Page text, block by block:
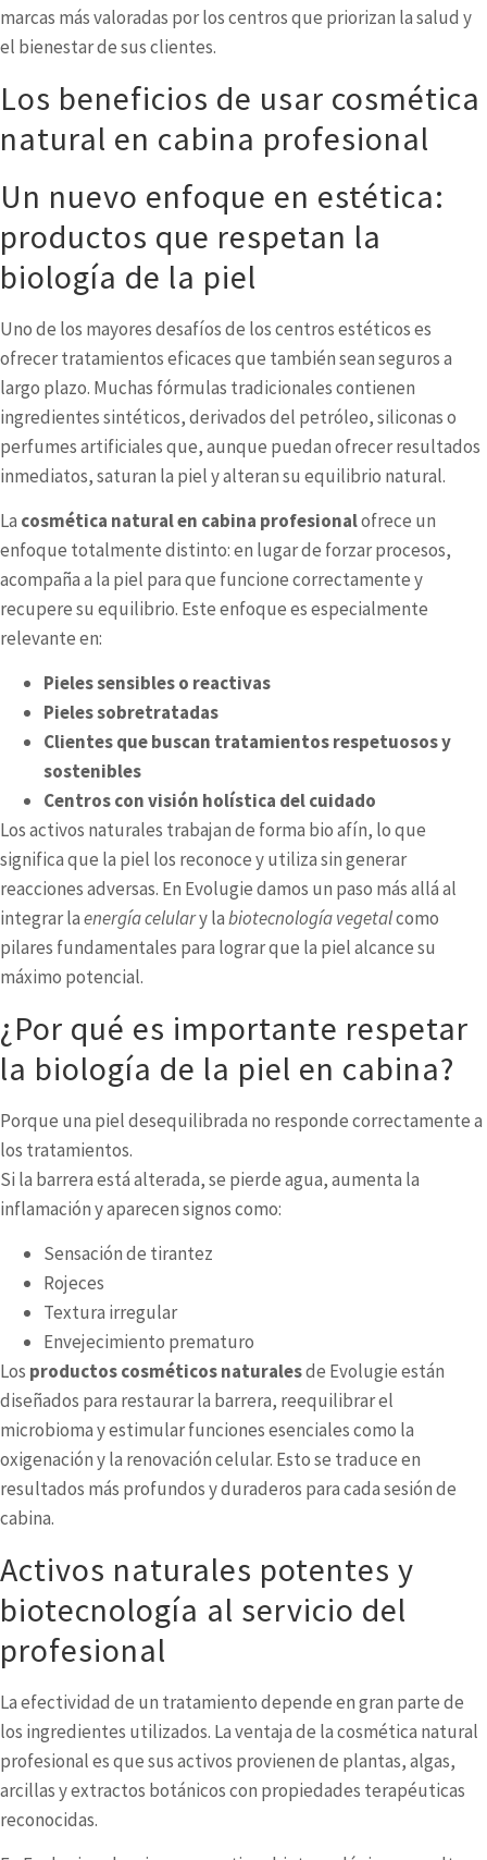
marcas más valoradas por los centros que priorizan la salud y
el bienestar de sus clientes.
Los beneficios de usar cosmética
natural en cabina profesional
Un nuevo enfoque en estética:
productos que respetan la
biología de la piel
Uno de los mayores desafíos de los centros estéticos es
ofrecer tratamientos eficaces que también sean seguros a
largo plazo. Muchas fórmulas tradicionales contienen
ingredientes sintéticos, derivados del petróleo, siliconas o
perfumes artificiales que, aunque puedan ofrecer resultados
inmediatos, saturan la piel y alteran su equilibrio natural.
La cosmética natural en cabina profesionalofrece un
enfoque totalmente distinto: en lugar de forzar procesos,
acompaña a la piel para que funcione correctamente y
recupere su equilibrio. Este enfoque es especialmente
relevante en:
Pieles sensibles o reactivas
Pieles sobretratadas
Clientes que buscan tratamientos respetuosos y
sostenibles
Centros con visión holística del cuidado
Los activos naturales trabajan de forma bio afín, lo que
significa que la piel los reconoce y utiliza sin generar
reacciones adversas. En Evolugie damos un paso más allá al
integrar laenergía celulary labiotecnología vegetalcomo
pilares fundamentales para lograr que la piel alcance su
máximo potencial.
¿Por qué es importante respetar
la biología de la piel en cabina?
Porque una piel desequilibrada no responde correctamente a
los tratamientos.
Si la barrera está alterada, se pierde agua, aumenta la
inflamación y aparecen signos como:
Sensación de tirantez
Rojeces
Textura irregular
Envejecimiento prematuro
Los productos cosméticos naturalesde Evolugie están
diseñados para restaurar la barrera, reequilibrar el
microbioma y estimular funciones esenciales como la
oxigenación y la renovación celular. Esto se traduce en
resultados más profundos y duraderos para cada sesión de
cabina.
Activos naturales potentes y
biotecnología al servicio del
profesional
La efectividad de un tratamiento depende en gran parte de
los ingredientes utilizados. La ventaja de la cosmética natural
profesional es que sus activos provienen de plantas, algas,
arcillas y extractos botánicos con propiedades terapéuticas
reconocidas.